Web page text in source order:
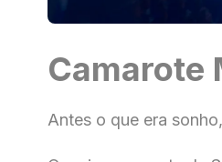
Camarote
Antes o que era